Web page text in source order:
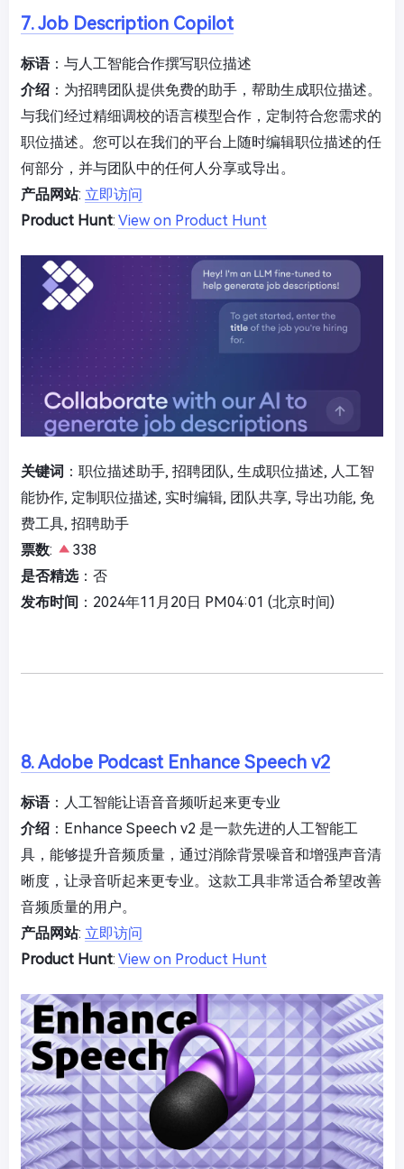
7. Job Description Copilot
标语：与人工智能合作撰写职位描述
介绍 ：为招聘团队提供免费的助手，帮助生成职位描述。
与我们经过精细调校的语言模型合作，定制符合您需求的
职位描述。您可以在我们的平台上随时编辑职位描述的任
何部分，并与团队中的任何人分享或导出。
产品网站: 立即访问
Product Hunt: View on Product Hunt
关键词 ：职位描述助手, 招聘团队, 生成职位描述, 人工智
能协作, 定制职位描述, 实时编辑, 团队共享, 导出功能, 免
费工具, 招聘助手
票数:
338
是否精选：否
发布时间 ：2024年11月20日 PM04:01 (北京时间)
8. Adobe Podcast Enhance Speech v2
标语：人工智能让语音音频听起来更专业
介绍 ：Enhance Speech v2 是一款先进的人工智能工
具，能够提升音频质量，通过消除背景噪音和增强声音清
晰度，让录音听起来更专业。这款工具非常适合希望改善
音频质量的用户。
产品网站: 立即访问
Product Hunt: View on Product Hunt